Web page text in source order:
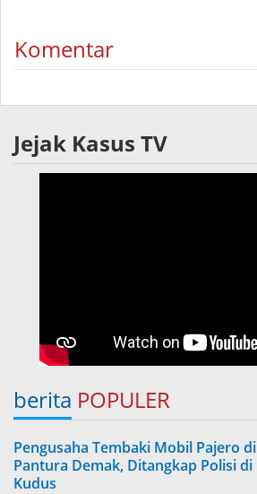
Komentar
Jejak Kasus TV
berita POPULER
Pengusaha Tembaki Mobil Pajero di
Pantura Demak, Ditangkap Polisi di
Kudus